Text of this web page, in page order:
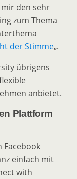
den sehr
zum Thema
der Stimme„.
übrigens
anbietet.
Plattform
Facebook
einfach mit
with